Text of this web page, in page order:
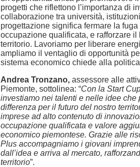
progetti che riflettono l’importanza di
collaborazione tra università,
progettazione significa fermare la
occupazione qualificata, e rafforzare
territorio. Lavoriamo per liberare
ampliamo il ventaglio di opportunità
sistema economico chiede alla
Andrea Tronzano, assessore alle
Piemonte, sottolinea: “Con la Start
investiamo nei talenti e nelle idee che
differenza per il futuro del nostro
imprese ad alto contenuto di
occupazione qualificata e valore
economico piemontese. Grazie alle
Plus accompagniamo i giovani
dall’idea e arriva al mercato,
territorio”.